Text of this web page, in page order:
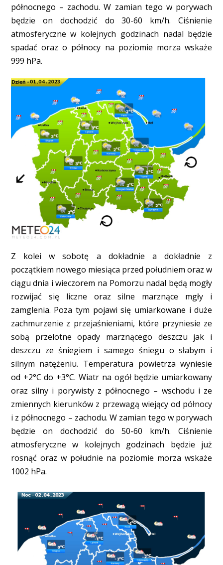
północnego – zachodu. W zamian tego w porywach
będzie on dochodzić do 30-60 km/h. Ciśnienie
atmosferyczne w kolejnych godzinach nadal będzie
spadać oraz o północy na poziomie morza wskaże
999 hPa.
Z kolei w sobotę a dokładnie a dokładnie z
początkiem nowego miesiąca przed południem oraz w
ciągu dnia i wieczorem na Pomorzu nadal będą mogły
rozwijać się liczne oraz silne marznące mgły i
zamglenia. Poza tym pojawi się umiarkowane i duże
zachmurzenie z przejaśnieniami, które przyniesie ze
sobą przelotne opady marznącego deszczu jak i
deszczu ze śniegiem i samego śniegu o słabym i
silnym natężeniu. Temperatura powietrza wyniesie
od +2°C do +3°C. Wiatr na ogół będzie umiarkowany
oraz silny i porywisty z północnego – wschodu i ze
zmiennych kierunków z przewagą wiejący od północy
i z północnego – zachodu. W zamian tego w porywach
będzie on dochodzić do 50-60 km/h. Ciśnienie
atmosferyczne w kolejnych godzinach będzie już
rosnąć oraz w południe na poziomie morza wskaże
1002 hPa.